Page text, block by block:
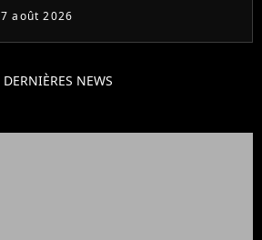
7 août 2026
DERNIÈRES NEWS